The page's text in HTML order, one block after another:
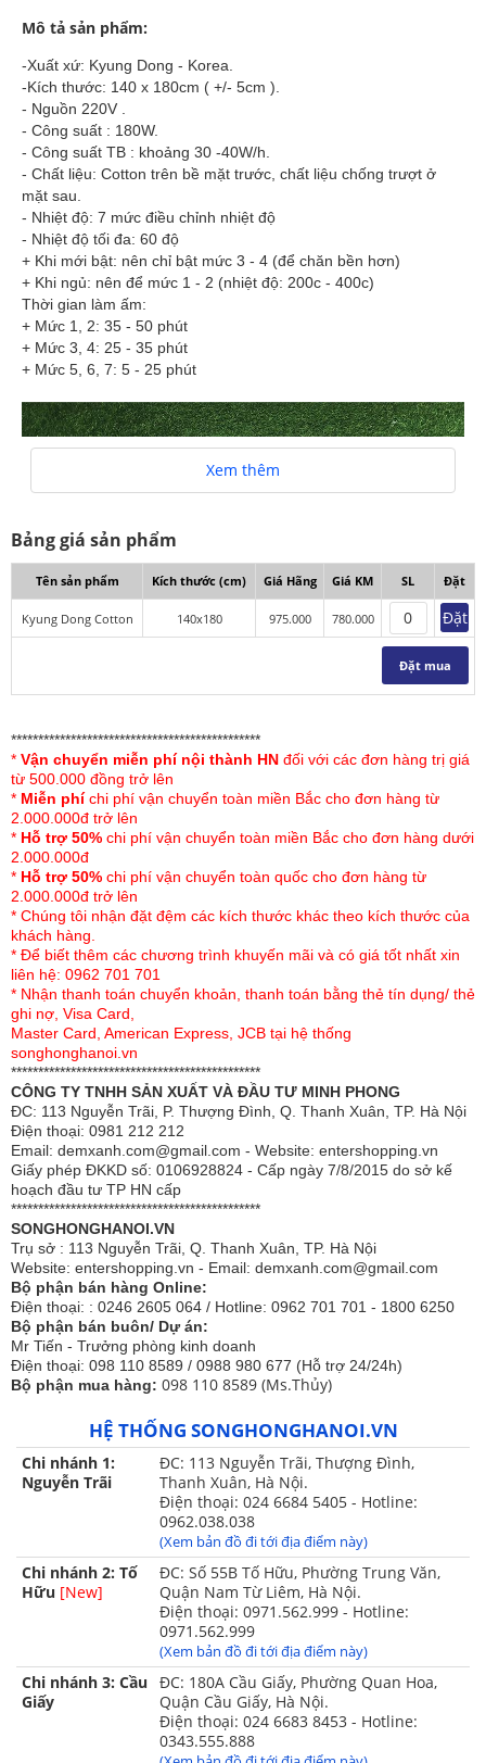
Mô tả sản phẩm:
-Xuất xứ: Kyung Dong - Korea.
-Kích thước: 140 x 180cm ( +/- 5cm ).
- Nguồn 220V .
- Công suất : 180W.
- Công suất TB : khoảng 30 -40W/h.
- Chất liệu: Cotton trên bề mặt trước, chất liệu chống trượt ở
mặt sau.
- Nhiệt độ: 7 mức điều chỉnh nhiệt độ
- Nhiệt độ tối đa: 60 độ
+ Khi mới bật: nên chỉ bật mức 3 - 4 (để chăn bền hơn)
+ Khi ngủ: nên để mức 1 - 2 (nhiệt độ: 200c - 400c)
Thời gian làm ấm:
+ Mức 1, 2: 35 - 50 phút
+ Mức 3, 4: 25 - 35 phút
+ Mức 5, 6, 7: 5 - 25 phút
1. Hướng dẫn sử dụng:
- Khi gấp chăn không nên để bộ điều khiển nhiệt ra ngoài mà
nên để trong lòng chăn để đảm bảo tuổi thọ cho bộ điều khiển.
- Không tự ý tháo bộ điều khiển nhiệt.
- Không để bộ điều khiển nhiệt ở nơi ẩm ướt.
- Không cắm phích điện khi tay ướt.
- Không để dây điện xoắn vào nhau.
- Không ngồi hay để vật nặng lên chăn khi chăn đang gấp tránh
hỏng dây dẫn nhiệt.
- Không để chăn gần nơi có nhiệt độ cao.
- Khi nằm nên trải một lớp ga mỏng lên trên để đảm bảo vệ
sinh, tránh giặt chăn nhiều lần.
2. Vệ sinh và bảo quản:
- Chăn có thể giặt được bằng tay nhẹ, phơi nắng (không nên
giặt máy tránh hỏng các cấu tạo của chăn,ko nên vò mạnh).
- Có thể căng rộng chăn ra, phơi nắng, dùng bàn chải đập nhẹ.
Xem thêm
Bảng giá sản phẩm
Tên sản phẩm Kích thước (cm) Giá Hãng Giá KM SL Đặt
Kyung Dong Cotton 140x180 975.000 780.000 Đặt
Đặt mua
**********************************************
* Vận chuyển miễn phí nội thành HN đối với các đơn hàng trị giá
từ 500.000 đồng trở lên
* Miễn phíchi phí vận chuyển toàn miền Bắc cho đơn hàng từ
2.000.000đ trở lên
* Hỗ trợ 50% chi phí vận chuyển toàn miền Bắc cho đơn hàng dưới
2.000.000đ
* Hỗ trợ 50% chi phí vận chuyển toàn quốc cho đơn hàng từ
2.000.000đ trở lên
* Chúng tôi nhận đặt đệm các kích thước khác theo kích thước của
khách hàng.
* Để biết thêm các chương trình khuyến mãi và có giá tốt nhất xin
liên hệ: 0962 701 701
* Nhận thanh toán chuyển khoản, thanh toán bằng thẻ tín dụng/ thẻ
ghi nợ, Visa Card,
Master Card, American Express, JCB tại hệ thống
songhonghanoi.vn
**********************************************
CÔNG TY TNHH SẢN XUẤT VÀ ĐẦU TƯ MINH PHONG
ĐC: 113 Nguyễn Trãi, P. Thượng Đình, Q. Thanh Xuân, TP. Hà Nội
Điện thoại: 0981 212 212
Email: demxanh.com@gmail.com - Website: entershopping.vn
Giấy phép ĐKKD số: 0106928824 - Cấp ngày 7/8/2015 do sở kế
hoạch đầu tư TP HN cấp
**********************************************
SONGHONGHANOI.VN
Trụ sở : 113 Nguyễn Trãi, Q. Thanh Xuân, TP. Hà Nội
Website: entershopping.vn - Email: demxanh.com@gmail.com
Bộ phận bán hàng Online:
Điện thoại: : 0246 2605 064 / Hotline: 0962 701 701 - 1800 6250
Bộ phận bán buôn/ Dự án:
Mr Tiến - Trưởng phòng kinh doanh
Điện thoại: 098 110 8589 / 0988 980 677 (Hỗ trợ 24/24h)
Bộ phận mua hàng: 098 110 8589 (Ms.Thủy)
HỆ THỐNG SONGHONGHANOI.VN
Chi nhánh 1:
Nguyễn Trãi
ĐC: 113 Nguyễn Trãi, Thượng Đình,
Thanh Xuân, Hà Nội.
Điện thoại: 024 6684 5405 - Hotline:
0962.038.038
(Xem bản đồ đi tới địa điểm này)
Chi nhánh 2: Tố
Hữu [New]
ĐC: Số 55B Tố Hữu, Phường Trung Văn,
Quận Nam Từ Liêm, Hà Nội.
Điện thoại: 0971.562.999 - Hotline:
0971.562.999
(Xem bản đồ đi tới địa điểm này)
Chi nhánh 3: Cầu
Giấy
ĐC: 180A Cầu Giấy, Phường Quan Hoa,
Quận Cầu Giấy, Hà Nội.
Điện thoại: 024 6683 8453 - Hotline:
0343.555.888